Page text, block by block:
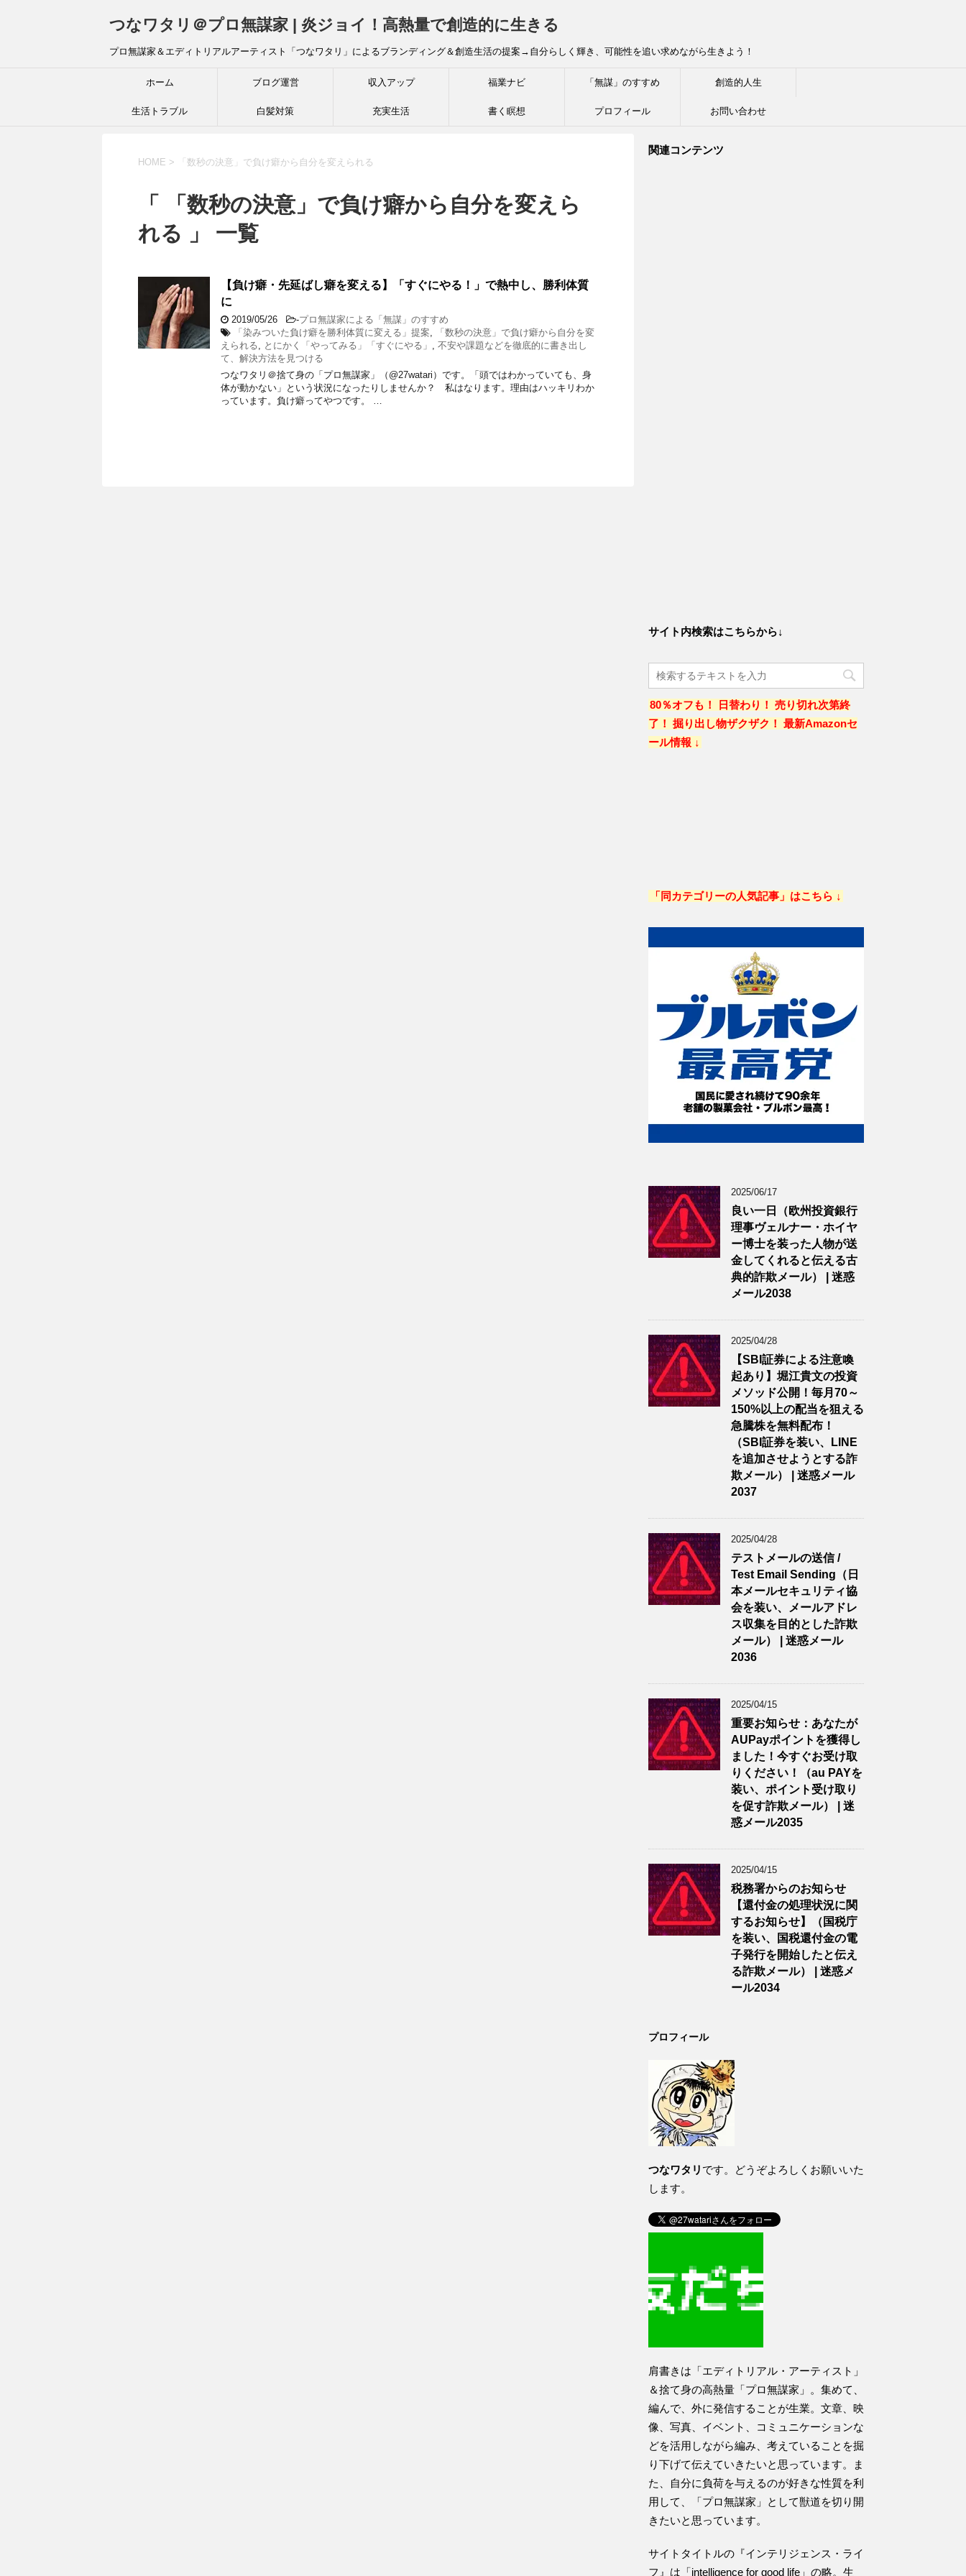
つなワタリ＠プロ無謀家 | 炎ジョイ！高熱量で創造的に生きる
プロ無謀家＆エディトリアルアーティスト「つなワタリ」によるブランディング＆創造生活の提案→自分らしく輝き、可能性を追い求めながら生きよう！
ホーム ブログ運営 収入アップ 福業ナビ 「無謀」のすすめ 創造的人生
生活トラブル 白髪対策 充実生活 書く瞑想 プロフィール お問い合わせ
HOME > 「数秒の決意」で負け癖から自分を変えられる
「 「数秒の決意」で負け癖から自分を変えら
れる 」 一覧
【負け癖・先延ばし癖を変える】「すぐにやる！」で熱中し、勝利体質
に
2019/05/26 -プロ無謀家による「無謀」のすすめ
「染みついた負け癖を勝利体質に変える」提案,
「数秒の決意」で負け癖から自分を変
えられる, とにかく「やってみる」「すぐにやる」 , 不安や課題などを徹底的に書き出し
て、解決方法を見つける
つなワタリ＠捨て身の「プロ無謀家」（@27watari）です。「頭ではわかっていても、身
体が動かない」という状況になったりしませんか？ 私はなります。理由はハッキリわか
っています。負け癖ってやつです。 …
関連コンテンツ
サイト内検索はこちらから↓
80％オフも！ 日替わり！ 売り切れ次第終
了！ 掘り出し物ザクザク！ 最新Amazonセ
ール情報 ↓
「同カテゴリーの人気記事」はこちら ↓
2025/06/17
良い一日（欧州投資銀行
理事ヴェルナー・ホイヤ
ー博士を装った人物が送
金してくれると伝える古
典的詐欺メール） | 迷惑
メール2038
2025/04/28
【SBI証券による注意喚
起あり】堀江貴文の投資
メソッド公開！毎月70～
150%以上の配当を狙える
急騰株を無料配布！
（SBI証券を装い、LINE
を追加させようとする詐
欺メール） | 迷惑メール
2037
2025/04/28
テストメールの送信 /
Test Email Sending（日
本メールセキュリティ協
会を装い、メールアドレ
ス収集を目的とした詐欺
メール） | 迷惑メール
2036
2025/04/15
重要お知らせ：あなたが
AUPayポイントを獲得し
ました！今すぐお受け取
りください！（au PAYを
装い、ポイント受け取り
を促す詐欺メール） | 迷
惑メール2035
2025/04/15
税務署からのお知らせ
【還付金の処理状況に関
するお知らせ】（国税庁
を装い、国税還付金の電
子発行を開始したと伝え
る詐欺メール） | 迷惑メ
ール2034
プロフィール
つなワタリ です。どうぞよろしくお願いいた
します。
肩書きは「エディトリアル・アーティスト」
＆捨て身の高熱量「プロ無謀家」。集めて、
編んで、外に発信することが生業。文章、映
像、写真、イベント、コミュニケーションな
どを活用しながら編み、考えていることを掘
り下げて伝えていきたいと思っています。ま
た、自分に負荷を与えるのが好きな性質を利
用して、「プロ無謀家」として獣道を切り開
きたいと思っています。
サイトタイトルの『インテリジェンス・ライ
フ』は「intelligence for good life」の略。生